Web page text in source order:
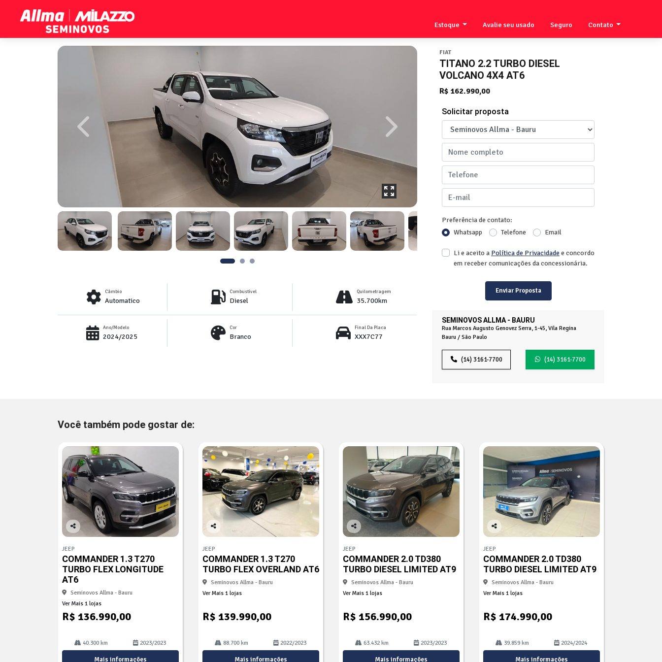
Estoque Avalie seu usado Seguro Contato
FIAT
TITANO 2.2 TURBO DIESEL
VOLCANO 4X4 AT6
R$ 162.990,00
SEMINOVOS ALLMA - BAURU
Rua Marcos Augusto Genovez Serra, 1-45, Vila Regina
Bauru / São Paulo
(14) 3161-7700 (14) 3161-7700
Solicitar proposta
Preferência de contato:
Whatsapp
Telefone Email
Li e aceito a Política de Privacidadee concordo
em receber comunicações da concessionária.
Enviar Proposta
Previous Next
Câmbio
Automatico
Combustível
Diesel
Quilometragem
35.700km
Ano/Modelo
2024/2025
Cor
Branco
Final Da Placa
XXX7C77
Você também pode gostar de:
Co
arti
lhe
JEEP
COMMANDER 1.3 T270
TURBO FLEX LONGITUDE
AT6
Seminovos Allma - Bauru
Ver Mais 1 lojas
R$ 136.990,00
40.300 km 2023/2023
Mais informações
arti
lhe
JEEP
COMMANDER 1.3 T270
TURBO FLEX OVERLAND AT6
Seminovos Allma - Bauru
Ver Mais 1 lojas
R$ 139.990,00
88.700 km 2022/2023
Mais informações
Co
arti
lhe
JEEP
COMMANDER 2.0 TD380
TURBO DIESEL LIMITED AT9
Seminovos Allma - Bauru
Ver Mais 1 lojas
R$ 156.990,00
63.432 km 2023/2023
Mais informações
Co
arti
lhe
JEEP
COMMANDER 2.0 TD380
TURBO DIESEL LIMITED AT9
Seminovos Allma - Bauru
Ver Mais 1 lojas
R$ 174.990,00
39.859 km 2024/2024
Mais informações